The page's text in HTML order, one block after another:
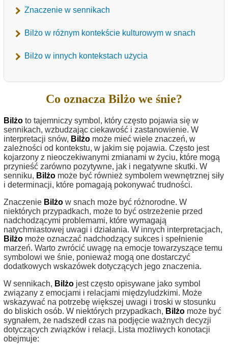
Znaczenie w sennikach
Bilżo w różnym kontekście kulturowym w snach
Bilżo w innych kontekstach użycia
Co oznacza Bilżo we śnie?
Bilżo to tajemniczy symbol, który często pojawia się w
sennikach, wzbudzając ciekawość i zastanowienie. W
interpretacji snów, Bilżo może mieć wiele znaczeń, w
zależności od kontekstu, w jakim się pojawia. Często jest
kojarzony z nieoczekiwanymi zmianami w życiu, które mogą
przynieść zarówno pozytywne, jak i negatywne skutki. W
senniku, Bilżo może być również symbolem wewnętrznej siły
i determinacji, które pomagają pokonywać trudności.
Znaczenie Bilżo w snach może być różnorodne. W
niektórych przypadkach, może to być ostrzeżenie przed
nadchodzącymi problemami, które wymagają
natychmiastowej uwagi i działania. W innych interpretacjach,
Bilżo może oznaczać nadchodzący sukces i spełnienie
marzeń. Warto zwrócić uwagę na emocje towarzyszące temu
symbolowi we śnie, ponieważ mogą one dostarczyć
dodatkowych wskazówek dotyczących jego znaczenia.
W sennikach, Bilżo jest często opisywane jako symbol
związany z emocjami i relacjami międzyludzkimi. Może
wskazywać na potrzebę większej uwagi i troski w stosunku
do bliskich osób. W niektórych przypadkach, Bilżo może być
sygnałem, że nadszedł czas na podjęcie ważnych decyzji
dotyczących związków i relacji. Lista możliwych konotacji
obejmuje: